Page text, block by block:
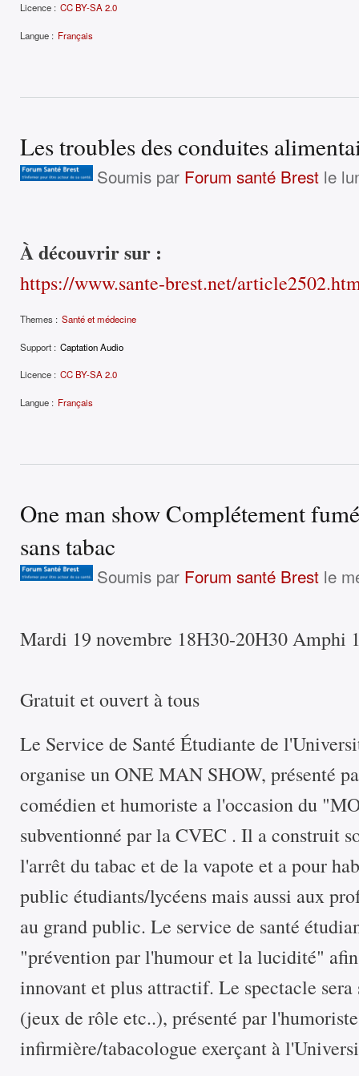
Licence : CC BY-SA 2.0
Langue : Français
Les troubles des conduites
Soumis par Forum santé Brestle
À découvrir sur :
https://www.sante-brest.net/
Themes : Santé et médecine
Support : Captation Audio
Licence : CC BY-SA 2.0
Langue : Français
One man show Complétement
sans tabac
Soumis par Forum santé Brestle
Mardi 19 novembre 18H30-20H30 Amphi
Gratuit et ouvert à tous
Le Service de Santé Étudiante de
organise un ONE MAN SHOW, présenté
comédien et humoriste a l'occasion du
subventionné par la CVEC . Il a construit
l'arrêt du tabac et de la vapote et a pour
public étudiants/lycéens mais aussi aux
au grand public. Le service de santé
"prévention par l'humour et la lucidité"
innovant et plus attractif. Le spectacle
(jeux de rôle etc..), présenté par
infirmière/tabacologue exerçant à